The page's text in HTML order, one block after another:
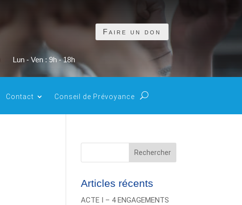
Faire un don
Lun - Ven : 9h - 18h
Contact Conseil de Prévoyance
Rechercher
Articles récents
ACTE I – 4 ENGAGEMENTS